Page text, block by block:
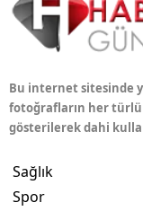
Bu internet sitesinde
fotoğrafların her türlü
gösterilerek dahi
Sağlık
Spor